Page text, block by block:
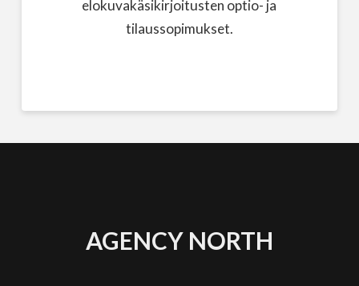
elokuvakäsikirjoitusten optio- ja
tilaussopimukset.
AGENCY NORTH